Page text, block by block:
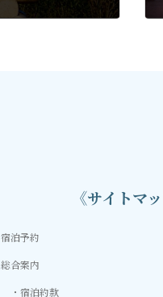
《サイトマッ
宿泊予約
総合案内
宿泊約款